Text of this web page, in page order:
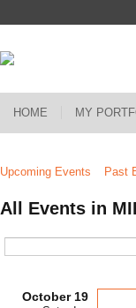
HOME MY
Upcoming Events Past
All Events in
October 19